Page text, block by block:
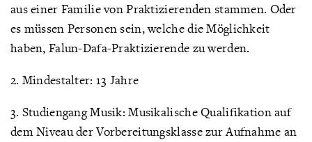
aus einer Familie von Praktizierenden stammen. Oder
es müssen Personen sein, welche die Möglichkeit
haben, Falun-Dafa-Praktizierende zu werden.
2. Mindestalter: 13 Jahre
3. Studiengang Musik: Musikalische Qualifikation auf
dem Niveau der Vorbereitungsklasse zur Aufnahme an